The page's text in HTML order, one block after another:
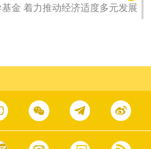
政府设立引导基金 着力推动经济适度多元发展